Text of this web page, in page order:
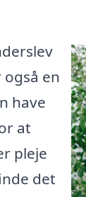
en
have
at
pleje
det